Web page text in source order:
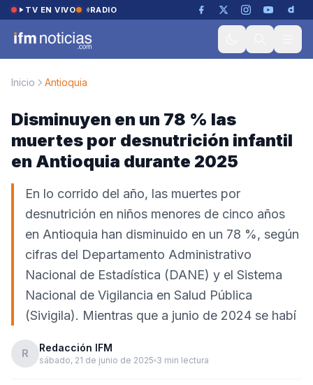
Saltar al contenido
TV EN VIVO RADIO
Inicio Antioquia
Disminuyen en un 78 % las
muertes por desnutrición infantil
en Antioquia durante 2025
En lo corrido del año, las muertes por
desnutrición en niños menores de cinco años
en Antioquia han disminuido en un 78 %, según
cifras del Departamento Administrativo
Nacional de Estadística (DANE) y el Sistema
Nacional de Vigilancia en Salud Pública
(Sivigila). Mientras que a junio de 2024 se habí
R Redacción IFM
sábado, 21 de junio de 2025 3 min lectura